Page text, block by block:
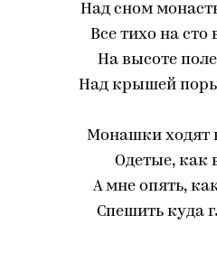
Над сном
Все тихо на сто
На высоте
Над крышей
Монашки ходят
Одетые, как
А мне опять,
Спешить куда